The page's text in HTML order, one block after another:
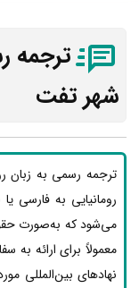
ترجمه
شهر تفت
ترجمه رسمی به زبان
رومانیایی به فارسی
می‌شود که به‌صورت
معمولاً برای ارائه به
نهادهای بین‌المللی